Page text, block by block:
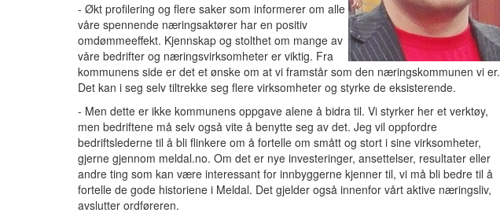
- Økt profilering og flere saker som informerer om alle
våre spennende næringsaktører har en positiv
omdømmeeffekt. Kjennskap og stolthet om mange av
våre bedrifter og næringsvirksomheter er viktig. Fra
kommunens side er det et ønske om at vi framstår som den næringskommunen vi er.
Det kan i seg selv tiltrekke seg flere virksomheter og styrke de eksisterende.
- Men dette er ikke kommunens oppgave alene å bidra til. Vi styrker her et verktøy,
men bedriftene må selv også vite å benytte seg av det. Jeg vil oppfordre
bedriftslederne til å bli flinkere om å fortelle om smått og stort i sine virksomheter,
gjerne gjennom meldal.no. Om det er nye investeringer, ansettelser, resultater eller
andre ting som kan være interessant for innbyggerne kjenner til, vi må bli bedre til å
fortelle de gode historiene i Meldal. Det gjelder også innenfor vårt aktive næringsliv,
avslutter ordføreren.